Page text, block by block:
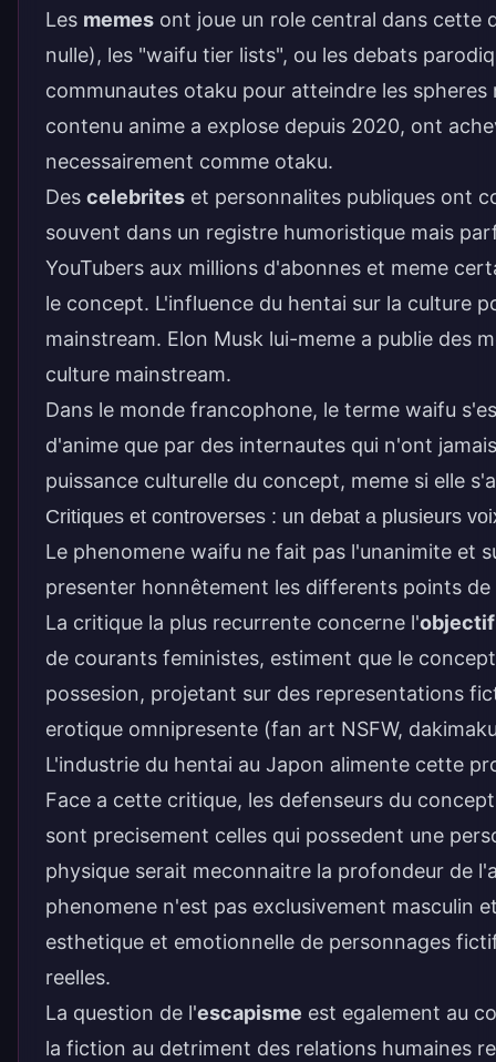
Les memes ont joue un role central dans cette
nulle), les "waifu tier lists", ou les debats
communautes otaku pour atteindre les
contenu anime a explose depuis 2020, ont
necessairement comme otaku.
Des celebrites et personnalites publiques ont
souvent dans un registre humoristique mais
YouTubers aux millions d'abonnes et meme
le concept. L'influence du hentai sur la culture
mainstream. Elon Musk lui-meme a publie des
culture mainstream.
Dans le monde francophone, le terme waifu
d'anime que par des internautes qui n'ont
puissance culturelle du concept, meme si elle
Critiques et controverses : un debat a plusieurs
Le phenomene waifu ne fait pas l'unanimite et
presenter honnêtement les differents points
La critique la plus recurrente concerne l'
de courants feministes, estiment que le
possesion, projetant sur des representations
erotique omnipresente (fan art NSFW,
L'industrie du hentai au Japon alimente cette
Face a cette critique, les defenseurs du
sont precisement celles qui possedent une
physique serait meconnaitre la profondeur de
phenomene n'est pas exclusivement masculin
esthetique et emotionnelle de personnages
reelles.
La question de l'escapisme est egalement au
la fiction au detriment des relations humaines